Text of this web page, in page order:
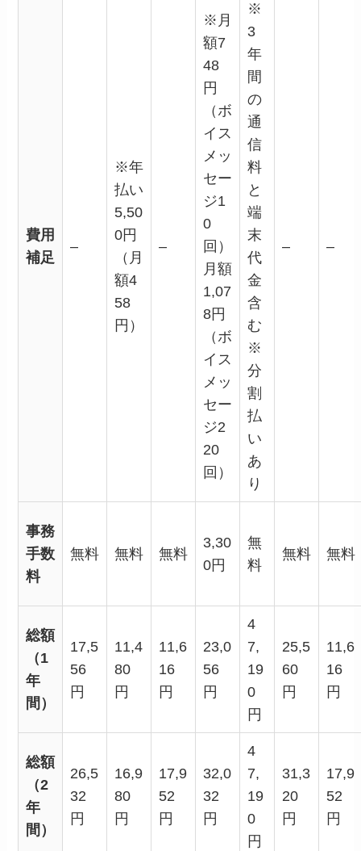
費用
補足
–
※年
払い
5,50
0円
（月
額4
58
円）
–
※月
額7
48
円
（ボ
イス
メッ
セー
ジ1
0
回）
月額
1,07
8円
（ボ
イス
メッ
セー
ジ2
20
回）
※
3
年
間
の
通
信
料
と
端
末
代
金
含
む
※
分
割
払
い
あ
り
– –
事務
手数
料
無料 無料 無料
3,30
0円
無
料
無料 無料
総額
（1
年
間）
17,5
56
円
11,4
80
円
11,6
16
円
23,0
56
円
4
7,
19
0
円
25,5
60
円
11,6
16
円
総額
（2
年
間）
26,5
32
円
16,9
80
円
17,9
52
円
32,0
32
円
4
7,
19
0
円
31,3
20
円
17,9
52
円